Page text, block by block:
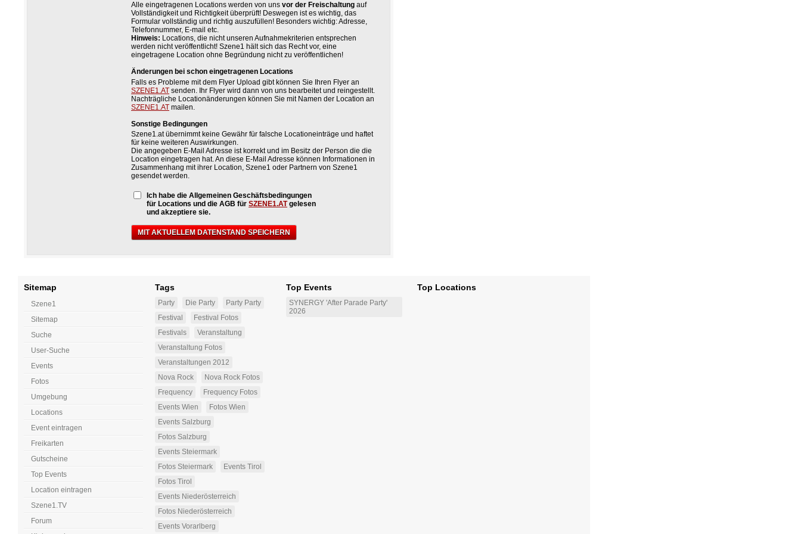
Alle eingetragenen Locations werden von uns vor der Freischaltung auf
Vollständigkeit und Richtigkeit überprüft! Deswegen ist es wichtig, das
Formular vollständig und richtig auszufüllen! Besonders wichtig: Adresse,
Telefonnummer, E-mail etc.
Hinweis: Locations, die nicht unseren Aufnahmekriterien entsprechen
werden nicht veröffentlicht! Szene1 hält sich das Recht vor, eine
eingetragene Location ohne Begründung nicht zu veröffentlichen!
Änderungen bei schon eingetragenen Locations
Falls es Probleme mit dem Flyer Upload gibt können Sie Ihren Flyer an
SZENE1.AT senden. Ihr Flyer wird dann von uns bearbeitet und reingestellt.
Nachträgliche Locationänderungen können Sie mit Namen der Location an
SZENE1.AT mailen.
Sonstige Bedingungen
Szene1.at übernimmt keine Gewähr für falsche Locationeinträge und haftet
für keine weiteren Auswirkungen.
Die angegeben E-Mail Adresse ist korrekt und im Besitz der Person die die
Location eingetragen hat. An diese E-Mail Adresse können Informationen in
Zusammenhang mit ihrer Location, Szene1 oder Partnern von Szene1
gesendet werden.
Ich habe die Allgemeinen Geschäftsbedingungen
für Locations und die AGB für SZENE1.ATgelesen
und akzeptiere sie.
MIT AKTUELLEM DATENSTAND SPEICHERN
Sitemap
Szene1
Sitemap
Suche
User-Suche
Events
Fotos
Umgebung
Locations
Event eintragen
Freikarten
Gutscheine
Top Events
Location eintragen
Szene1.TV
Forum
Tags
Party Die Party
Party Party
Festival
Festival Fotos
Festivals
Veranstaltung
Veranstaltung Fotos
Veranstaltungen 2012
Nova Rock
Nova Rock Fotos
Frequency
Frequency Fotos
Events Wien
Fotos Wien
Events Salzburg
Fotos Salzburg
Events Steiermark
Fotos Steiermark
Events Tirol
Fotos Tirol
Events Niederösterreich
Fotos Niederösterreich
Events Vorarlberg
Top Events
SYNERGY 'After Parade Party'
2026
Top Locations